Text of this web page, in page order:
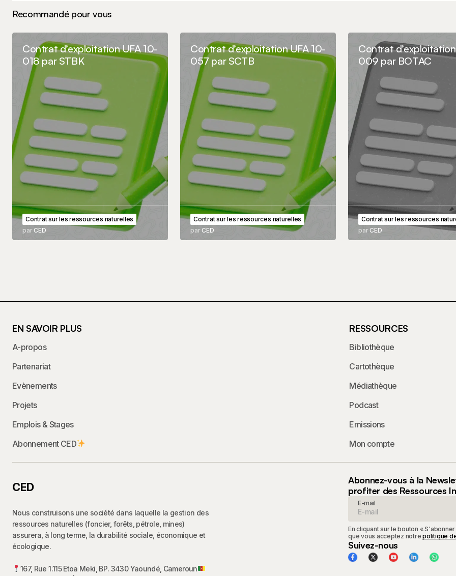
Recommandé pour vous
Contrat d’exploitation UFA 10-
018 par STBK
Contrat sur les ressources naturelles
parCED
Contrat d’exploitation UFA 10-
057 par SCTB
Contrat sur les ressources naturelles
parCED
Contrat
009 par BOTAC
Contrat sur les ressources
parCED
CED
Nous construisons une société dans laquelle la gestion des
ressources naturelles (foncier, forêts, pétrole, mines)
assurera, à long terme, la durabilité sociale, économique et
écologique.
167, Rue 1.115 Etoa Meki, BP. 3430 Yaoundé, Cameroun
EN SAVOIR PLUS
A-propos
Partenariat
Evènements
Projets
Emplois & Stages
Abonnement CED
RESSOURCES
Bibliothèque
Cartothèque
Médiathèque
Podcast
Emissions
Mon compte
Abonnez-vous à la
profiter des Ressources
E-mail
En cliquant sur le bouton «
que vous acceptez notrepolitique
Suivez-nous